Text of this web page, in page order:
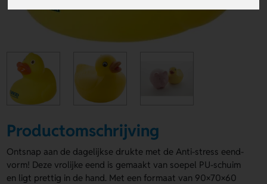
Productomschrijving
Ontsnap aan de dagelijkse drukte met de Anti-stress eend-
vorm! Deze vrolijke eend is gemaakt van soepel PU-schuim
en ligt prettig in de hand. Met een formaat van 90×70×60